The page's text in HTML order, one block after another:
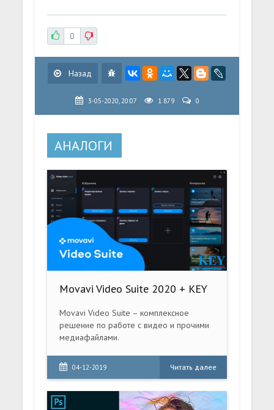
0
Назад
3-05-2020, 20:07 1 879 0
АНАЛОГИ
Movavi Video Suite 2020 + KEY
Movavi Video Suite – комплексное
решение по работе с видео и прочими
медиафайлами.
04-12-2019 Читать далее